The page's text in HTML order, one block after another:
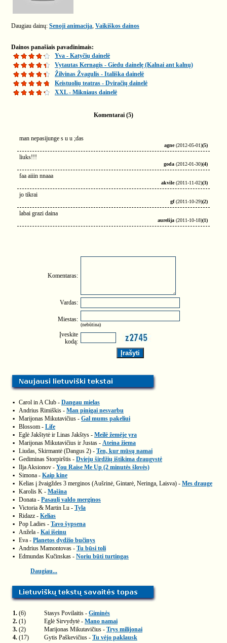
Daugiau dainų: Senoji animacija, Vaikiškos dainos
Dainos panašiais pavadinimais:
Yva - Katyčių dainelė
Vytautas Kernagis - Giedu dainelę (Kalnai ant kalnų)
Žilvinas Žvagulis - Itališka dainelė
Keistuolių teatras - Dviračių dainelė
XXL - Mikniaus dainelė
Komentarai (5)
man nepasijunge s u u ;das
agne(2012-05-01)(5)
liuks!!!
goda (2012-01-30)(4)
faa aiiin nnaaa
akvile(2011-11-02)(3)
jo tikrai
gf(2011-10-29)(2)
labai grazi daina
aurelija (2011-10-18)(1)
Komentaras:
Vardas:
Miestas:
(nebūtina)
Įveskite
kodą:
▪ Carol in A Club - Dangau mielas
▪ Andrius Rimiškis - Man pinigai nesvarbu
▪ Marijonas Mikutavičius - Gal mums pakeliui
▪ Blossom - Life
▪ Eglė Jakštytė ir Linas Jakštys - Meilė žemėje yra
▪ Marijonas Mikutavičius ir Justas - Ateina žiema
▪ Liudas, Skirmantė (Dangus 2) - Ten, kur mūsų namai
▪ Gediminas Storpirštis - Dviejų širdžių ištikima draugystė
▪ Ilja Aksionov - You Raise Me Up (2 minutės šlovės)
▪ Simona - Kaip kine
▪ Kelias į žvaigždes 3 merginos (Aušrinė, Gintarė, Neringa, Laisva) - Mes drauge
▪ Karolis K - Mašina
▪ Donata - Pasaulį valdo merginos
▪ Victoria & Martin Lu - Tyla
▪ Ridazz - Kelias
▪ Pop Ladies - Tavo šypsena
▪ Anžela - Kai išeinu
▪ Eva - Planetos dydžio bučinys
▪ Andrius Mamontovas - Tu būsi toli
▪ Edmundas Kučinskas - Noriu būti turtingas
Daugiau...
1. (6) Stasys Povilaitis - Giminės
2. (1) Eglė Sirvydytė - Mano namai
3. (2) Marijonas Mikutavičius - Trys milijonai
4. (17) Gytis Paškevičius - Tu vėjo paklausk